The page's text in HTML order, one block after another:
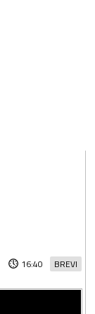
BREVI
16:40